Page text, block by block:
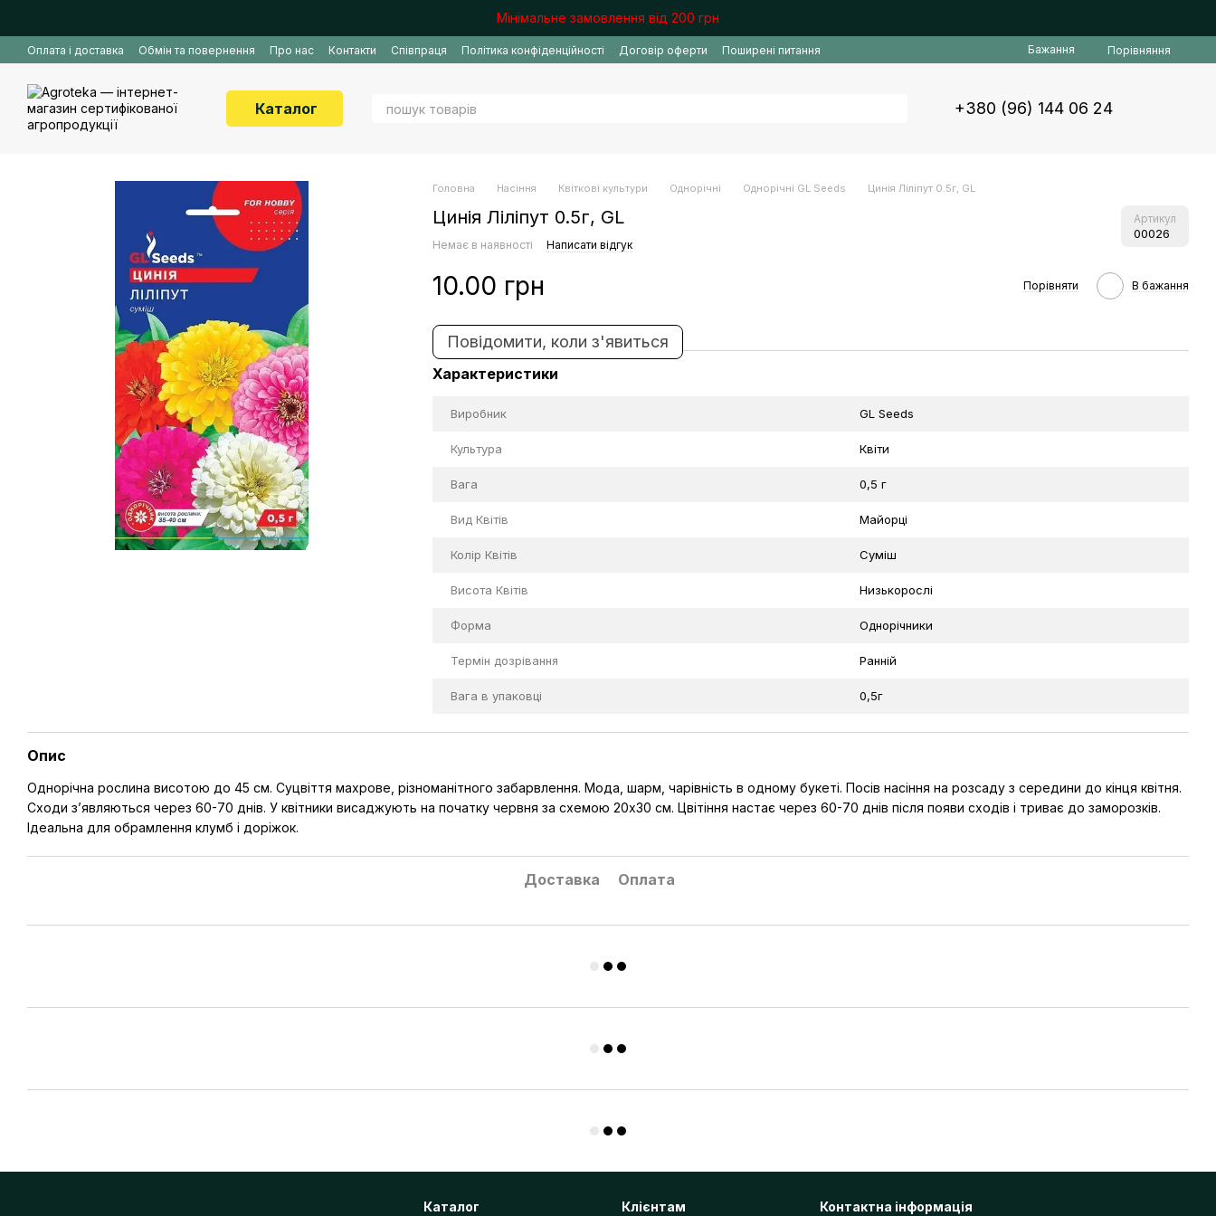
Мінімальне замовлення від 200 грн
Оплата і доставка Обмін та повернення Про нас Контакти Співпраця Політика конфіденційності Договір оферти Поширені питання Бажання Порівняння
Каталог +380 (96) 144 06 24
Головна Насіння Квіткові культури Однорічні Однорічні GL Seeds Цинія Ліліпут 0.5г, GL
Цинія Ліліпут 0.5г, GL Артикул
00026
Немає в наявності Написати відгук
10.00 грн Порівняти В бажання
Повідомити, коли з'явиться
Характеристики
Виробник GL Seeds
Культура Квіти
Вага 0,5 г
Вид Квітів Майорці
Колір Квітів Суміш
Висота Квітів Низькорослі
Форма Однорічники
Термін дозрівання Ранній
Вага в упаковці 0,5г
Опис
Однорічна рослина висотою до 45 см. Суцвіття махрове, різноманітного забарвлення. Мода, шарм, чарівність в одному букеті. Посів насіння на розсаду з середини до кінця квітня.
Сходи з’являються через 60-70 днів. У квітники висаджують на початку червня за схемою 20х30 см. Цвітіння настає через 60-70 днів після появи сходів і триває до заморозків.
Ідеальна для обрамлення клумб і доріжок.
Доставка Оплата
Каталог Клієнтам Контактна інформація